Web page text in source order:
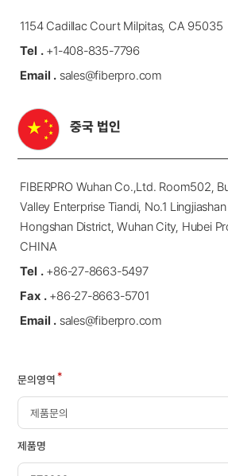
1154 Cadillac Court Milpitas, CA 95035
Tel .+1-408-835-7796
Email .sales@fiberpro.com
중국 법인
FIBERPRO Wuhan Co.,Ltd. Room502,
Valley Enterprise Tiandi, No.1
Hongshan District, Wuhan City, Hubei
CHINA
Tel .+86-27-8663-5497
Fax .+86-27-8663-5701
Email .sales@fiberpro.com
문의영역*
제품명